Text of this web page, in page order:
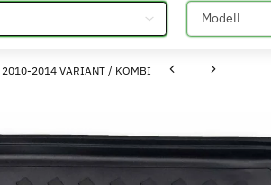
Bitte auswählen
2010-2014 VARIANT / KOMBI